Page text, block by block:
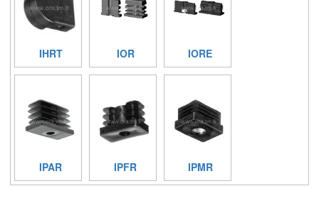
IHRT IOR IORE
IPAR IPFR IPMR